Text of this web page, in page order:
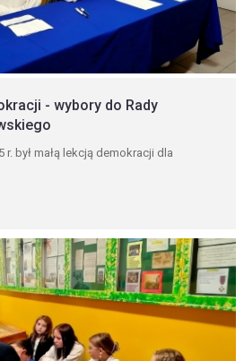
- wybory do Rady
r. był małą lekcją demokracji dla